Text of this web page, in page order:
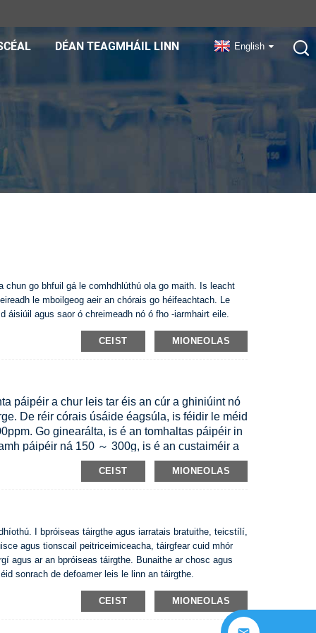
DÉAN TEAGMHÁIL LINN English
chun go bhfuil gá le comhdhlúthú ola go maith. Is leacht
le mboilgeog aeir an chórais go héifeachtach. Le
áisiúil agus saor ó chreimeadh nó ó fho -iarmhairt eile.
CEIST MIONEOLAS
páipéir a chur leis tar éis an cúr a ghiniúint nó
De réir córais úsáide éagsúla, is féidir le méid
Go ginearálta, is é an tomhaltas páipéir in
páipéir ná 150 ～ 300g, is é an custaiméir a
na gcoinníollacha sonracha. Is féidir an
tar éis é a chaolú. Más féidir é a chasadh go
caolaithe go díreach ónár gcuideachta. Ní
a rachaidh i bhfeidhm ar
CEIST MIONEOLAS
I bpróiseas táirgthe agus iarratais bratuithe, teicstílí,
agus tionscail peitriceimiceacha, táirgfear cuid mhór
agus ar an bpróiseas táirgthe. Bunaithe ar chosc agus
sonrach de defoamer leis le linn an táirgthe.
CEIST MIONEOLAS